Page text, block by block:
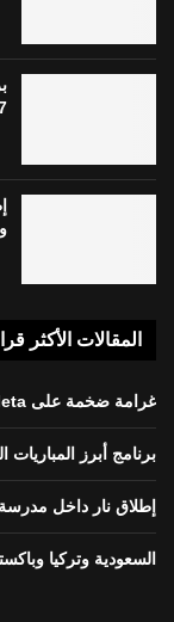
7
و15 جريحًا
المقالات الأكثر
غرامة ضخمة على Meta بقيمة 567 مليون دولار بسبب حماية القاصرين
برنامج أبرز المباريات
إطلاق نار داخل مدرسة في
السعودية وتركيا